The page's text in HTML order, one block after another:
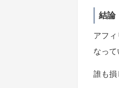
結論
アフ
なって
誰も損